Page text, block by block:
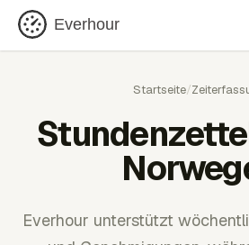
Everhour
Startseite/
Everhour unterstützt